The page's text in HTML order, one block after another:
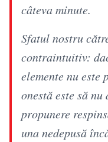
câteva minute.
Sfatul nostru
contraintuitiv:
elemente nu este
onestă este să
propunere
una nedepusă